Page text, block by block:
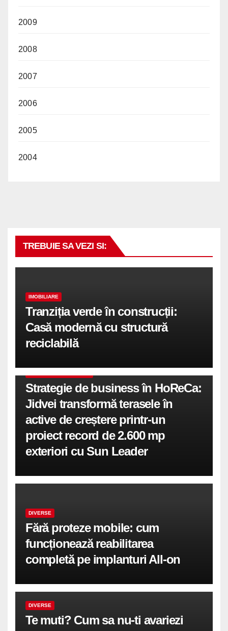
2009
2008
2007
2006
2005
2004
TREBUIE SA VEZI SI:
IMOBILIARE
Tranziția verde în construcții:
Casă modernă cu structură
reciclabilă
Strategie de business în HoReCa:
Jidvei transformă terasele în
active de creștere printr-un
proiect record de 2.600 mp
exteriori cu Sun Leader
DIVERSE
Fără proteze mobile: cum
funcționează reabilitarea
completă pe implanturi All-on
DIVERSE
Te muti? Cum sa nu-ti avariezi